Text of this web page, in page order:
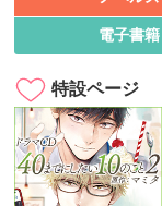
電子書籍
特設ページ